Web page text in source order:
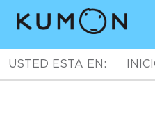
USTED ESTA EN: